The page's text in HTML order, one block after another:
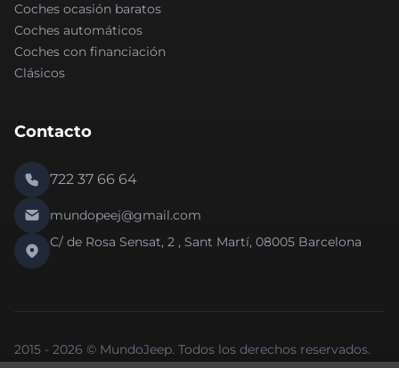
Coches ocasión baratos
Coches automáticos
Coches con financiación
Clásicos
Contacto
722 37 66 64
mundopeej@gmail.com
C/ de Rosa Sensat, 2 , Sant Martí, 08005 Barcelona
2015 - 2026 © MundoJeep. Todos los derechos reservados.